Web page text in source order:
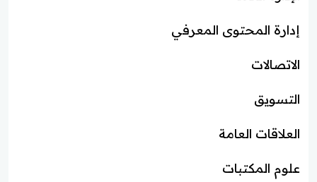
إدارة المحتوى المعرفي
الاتصالات
التسويق
العلاقات العامة
علوم المكتبات